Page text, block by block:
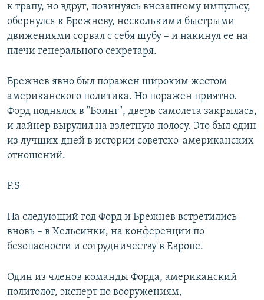
к трапу, но вдруг, повинуясь внезапному импульсу,
обернулся к Брежневу, несколькими быстрыми
движениями сорвал с себя шубу – и накинул ее на
плечи генерального секретаря.
Брежнев явно был поражен широким жестом
американского политика. Но поражен приятно.
Форд поднялся в "Боинг", дверь самолета закрылась,
и лайнер вырулил на взлетную полосу. Это был один
из лучших дней в истории советско-американских
отношений.
P.S
На следующий год Форд и Брежнев встретились
вновь – в Хельсинки, на конференции по
безопасности и сотрудничеству в Европе.
Один из членов команды Форда, американский
политолог, эксперт по вооружениям,